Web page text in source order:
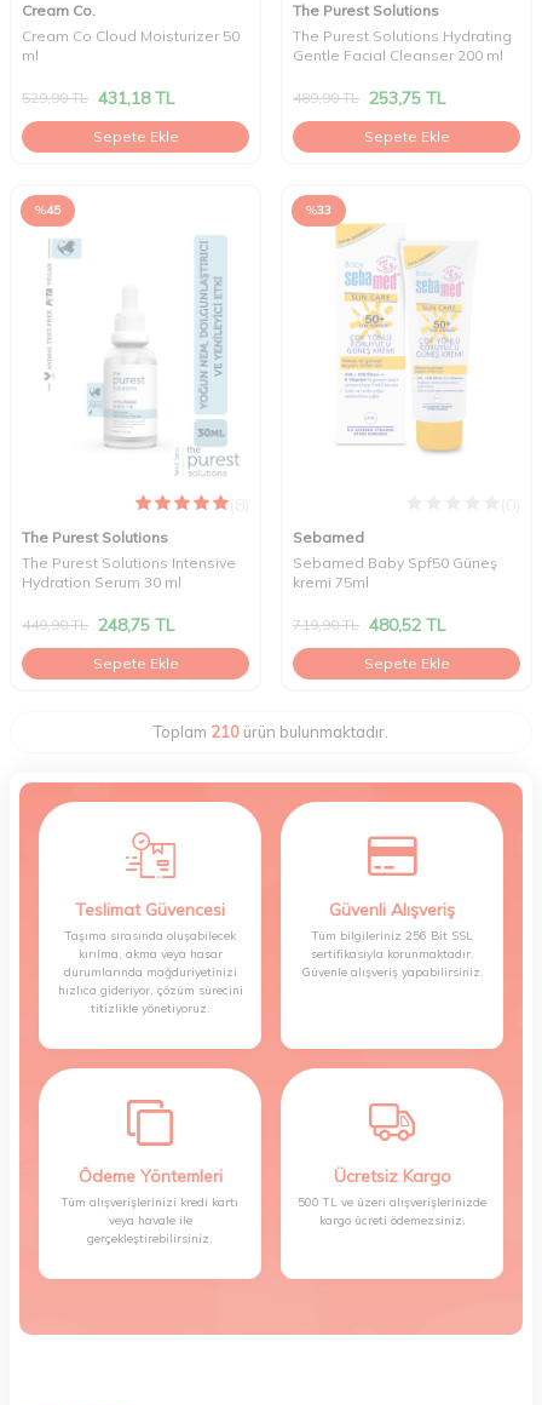
Cream Co.
Cream Co Cloud Moisturizer 50
ml
529,90TL 431,18TL
Sepete Ekle
The Purest Solutions
The Purest Solutions Hydrating
Gentle Facial Cleanser 200 ml
489,90TL 253,75 TL
Sepete Ekle
%45
The Purest Solutions
The Purest Solutions Intensive
Hydration Serum 30 ml
449,90TL 248,75 TL
Sepete Ekle
%33
Sebamed
Sebamed Baby Spf50 Güneş
kremi 75ml
719,90TL 480,52 TL
Sepete Ekle
Toplam 210 ürün bulunmaktadır.
Teslimat Güvencesi
Taşıma sırasında oluşabilecek
kırılma, akma veya hasar
durumlarında mağduriyetinizi
hızlıca gideriyor, çözüm sürecini
titizlikle yönetiyoruz.
Güvenli Alışveriş
Tüm bilgileriniz 256 Bit SSL
sertifikasıyla korunmaktadır.
Güvenle alışveriş yapabilirsiniz.
Ödeme Yöntemleri
Tüm alışverişlerinizi kredi kartı
veya havale ile
gerçekleştirebilirsiniz.
Ücretsiz Kargo
500 TL ve üzeri alışverişlerinizde
kargo ücreti ödemezsiniz.